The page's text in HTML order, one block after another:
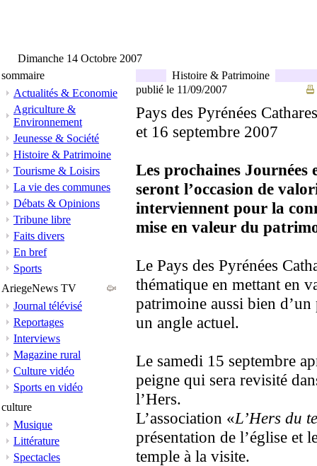
Dimanche 14 Octobre 2007
sommaire
Actualités & Economie
Agriculture &
Environnement
Jeunesse & Société
Histoire & Patrimoine
Tourisme & Loisirs
La vie des communes
Débats & Opinions
Tribune libre
Faits divers
En bref
Sports
AriegeNews TV
Journal télévisé
Reportages
Interviews
Magazine rural
Culture vidéo
Sports en vidéo
culture
Musique
Littérature
Spectacles
Histoire & Patrimoine
publié le 11/09/2007
Pays des Pyrénées
et 16 septembre 2007
Les prochaines Journées
seront l’occasion de
interviennent pour la
mise en valeur du
Le Pays des Pyrénées
thématique en mettant en
patrimoine aussi bien
un angle actuel.
Le samedi 15 septembre
peigne qui sera revisité
l’Hers.
L’association «L’Hers du
présentation de l’église et
temple à la visite.